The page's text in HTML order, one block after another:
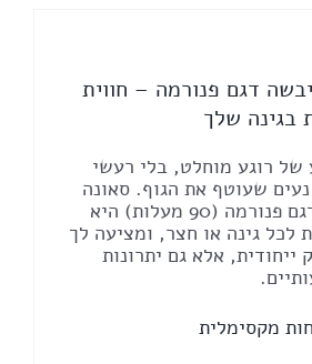
דגם פנורמה – חווית
בגינה שלך
של רוגע מוחלט, בלי רעשי
נעים שעוטף את הגוף. סאונה
חיצונית יבשה מדגם פנורמה (90 מעלות) היא
לכל גינה או חצר, ומציעה לך
ייחודית, אלא גם יתרונות
מקסימלית